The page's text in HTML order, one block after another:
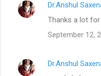
Dr.Anshul
Thanks a lot
September 12,
Dr.Anshul